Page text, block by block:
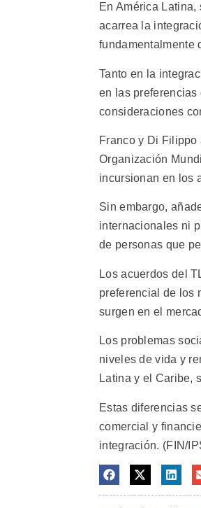
En América
acarrea la
fundamentalmente
Tanto en la
en las
consideraciones
Franco y Di
Organización
incursionan en los
Sin embargo,
internacionales ni
de personas que
Los acuerdos del
preferencial de los
surgen en el
Los problemas
niveles de vida y
Latina y el Caribe,
Estas diferencias
comercial y
integración. (FIN/